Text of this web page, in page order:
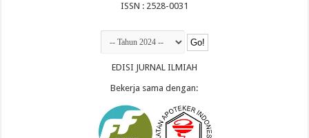
ISSN : 2528-0031
EDISI JURNAL ILMIAH
Bekerja sama dengan: